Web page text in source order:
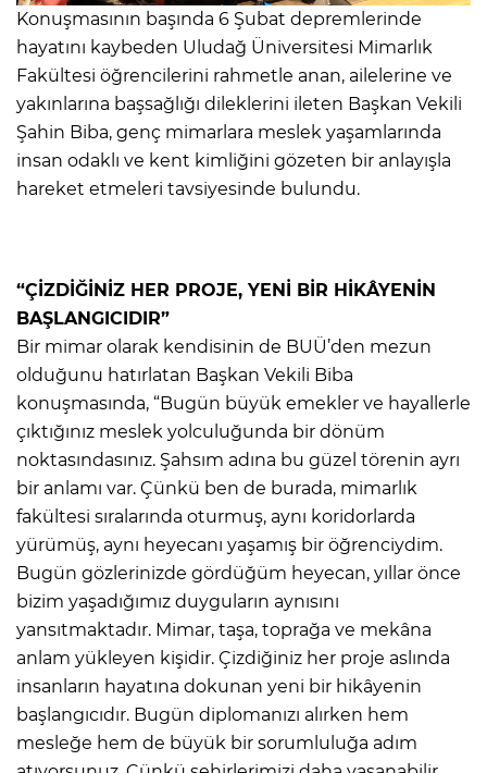
Konuşmasının başında 6 Şubat depremlerinde
hayatını kaybeden Uludağ Üniversitesi Mimarlık
Fakültesi öğrencilerini rahmetle anan, ailelerine ve
yakınlarına başsağlığı dileklerini ileten Başkan Vekili
Şahin Biba, genç mimarlara meslek yaşamlarında
insan odaklı ve kent kimliğini gözeten bir anlayışla
hareket etmeleri tavsiyesinde bulundu.
“ÇİZDİĞİNİZ HER PROJE, YENİ BİR HİKÂYENİN
BAŞLANGICIDIR”
Bir mimar olarak kendisinin de BUÜ’den mezun
olduğunu hatırlatan Başkan Vekili Biba
konuşmasında, “Bugün büyük emekler ve hayallerle
çıktığınız meslek yolculuğunda bir dönüm
noktasındasınız. Şahsım adına bu güzel törenin ayrı
bir anlamı var. Çünkü ben de burada, mimarlık
fakültesi sıralarında oturmuş, aynı koridorlarda
yürümüş, aynı heyecanı yaşamış bir öğrenciydim.
Bugün gözlerinizde gördüğüm heyecan, yıllar önce
bizim yaşadığımız duyguların aynısını
yansıtmaktadır. Mimar, taşa, toprağa ve mekâna
anlam yükleyen kişidir. Çizdiğiniz her proje aslında
insanların hayatına dokunan yeni bir hikâyenin
başlangıcıdır. Bugün diplomanızı alırken hem
mesleğe hem de büyük bir sorumluluğa adım